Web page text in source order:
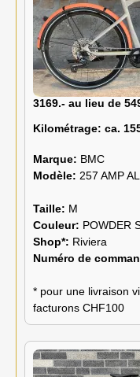
3169.- au lieu de
Kilométrage: ca.
Marque: BMC
Modèle: 257 AMP
Taille: M
Couleur: POWDER
Shop*: Riviera
Numéro de
* pour une livraison
facturons CHF100